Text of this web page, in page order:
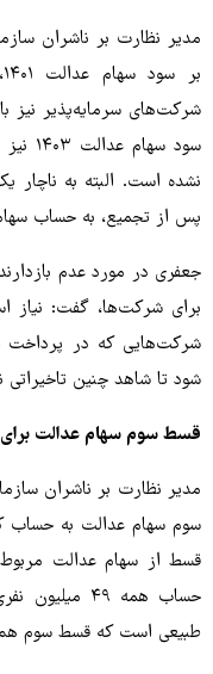
مدیر نظارت بر ناشران
شرکت‌های سرمایه‌پذیر نیز
سود
پس از تجمیع، به حساب
جعفری در مورد عدم
برای شرکت‌ها، گفت: نیاز
شرکت‌هایی که در پرداخت
شود تا شاهد چنین تاخیراتی
قسط سوم سهام عدالت
مدیر نظارت بر ناشران
سوم سهام عدالت به حساب
حساب همه ۴۹
طبیعی است که قسط سوم هم